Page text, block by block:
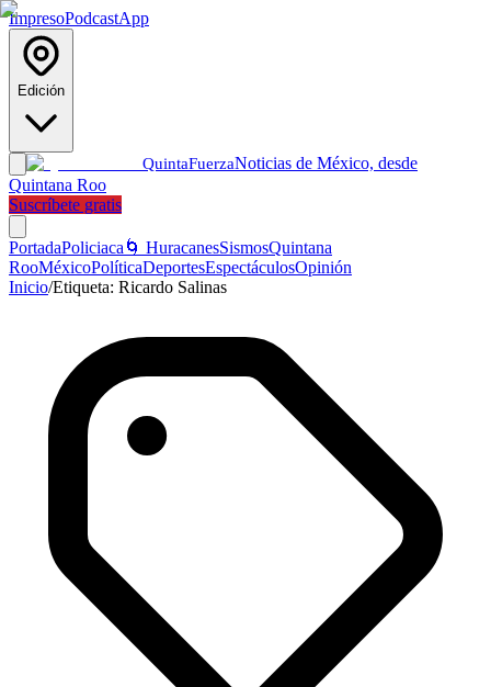
ImpresoPodcastApp
Edición
QuintaFuerzaNoticias de México, desde
Quintana Roo
Suscríbete gratis
PortadaPoliciaca 🌀 HuracanesSismosQuintana
RooMéxicoPolíticaDeportesEspectáculosOpinión
Inicio/Etiqueta: Ricardo Salinas